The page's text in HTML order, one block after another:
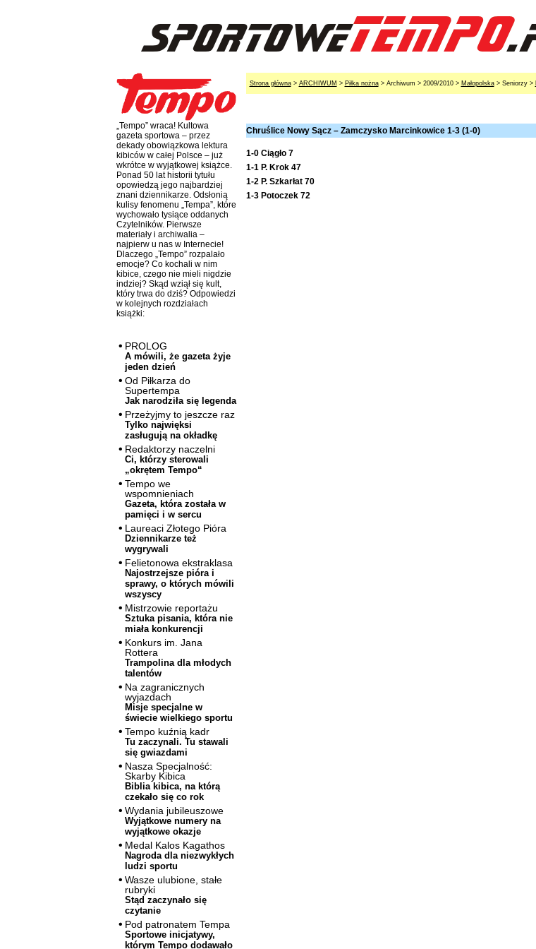
„Tempo” wraca! Kultowa
gazeta sportowa – przez
dekady obowiązkowa lektura
kibiców w całej Polsce – już
wkrótce w wyjątkowej książce.
Ponad 50 lat historii tytułu
opowiedzą jego najbardziej
znani dziennikarze. Odsłonią
kulisy fenomenu „Tempa”, które
wychowało tysiące oddanych
Czytelników. Pierwsze
materiały i archiwalia –
najpierw u nas w Internecie!
Dlaczego „Tempo” rozpalało
emocje? Co kochali w nim
kibice, czego nie mieli nigdzie
indziej? Skąd wziął się kult,
który trwa do dziś? Odpowiedzi
w kolejnych rozdziałach
książki:
PROLOG
A mówili, że gazeta żyje
jeden dzień
Od Piłkarza do
Supertempa
Jak narodziła się legenda
Przeżyjmy to jeszcze raz
Tylko najwięksi
zasługują na okładkę
Redaktorzy naczelni
Ci, którzy sterowali
„okrętem Tempo“
Tempo we
wspomnieniach
Gazeta, która została w
pamięci i w sercu
Laureaci Złotego Pióra
Dziennikarze też
wygrywali
Felietonowa ekstraklasa
Najostrzejsze pióra i
sprawy, o których mówili
wszyscy
Mistrzowie reportażu
Sztuka pisania, która nie
miała konkurencji
Konkurs im. Jana
Rottera
Trampolina dla młodych
talentów
Na zagranicznych
wyjazdach
Misje specjalne w
świecie wielkiego sportu
Tempo kuźnią kadr
Tu zaczynali. Tu stawali
się gwiazdami
Nasza Specjalność:
Skarby Kibica
Biblia kibica, na którą
czekało się co rok
Wydania jubileuszowe
Wyjątkowe numery na
wyjątkowe okazje
Medal Kalos Kagathos
Nagroda dla niezwykłych
ludzi sportu
Wasze ulubione, stałe
rubryki
Stąd zaczynało się
czytanie
Pod patronatem Tempa
Sportowe inicjatywy,
którym Tempo dodawało
Strona główna> ARCHIWUM > Piłka nożna> Archiwum > 2009/2010 > Małopolska> Seniorzy >
Chruślice Nowy Sącz – Zamczysko Marcinkowice 1-3 (1-0)
1-0 Ciągło 7
1-1 P. Krok 47
1-2 P. Szkarłat 70
1-3 Potoczek 72